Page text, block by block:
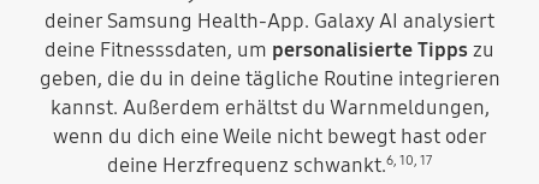
deiner Samsung Health-App. Galaxy AI analysiert
deine Fitnesssdaten, um personalisierte Tippszu
geben, die du in deine tägliche Routine integrieren
kannst. Außerdem erhältst du Warnmeldungen,
wenn du dich eine Weile nicht bewegt hast oder
deine Herzfrequenz schwankt.6, 10, 17